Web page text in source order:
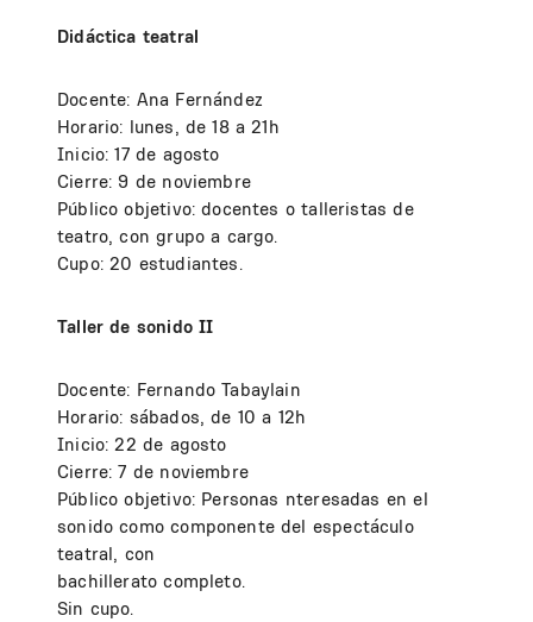
Didáctica teatral
Docente: Ana Fernández
Horario: lunes, de 18 a 21h
Inicio: 17 de agosto
Cierre: 9 de noviembre
Público objetivo: docentes o talleristas de
teatro, con grupo a cargo.
Cupo: 20 estudiantes.
Taller de sonido II
Docente: Fernando Tabaylain
Horario: sábados, de 10 a 12h
Inicio: 22 de agosto
Cierre: 7 de noviembre
Público objetivo: Personas nteresadas en el
sonido como componente del espectáculo
teatral, con
bachillerato completo.
Sin cupo.